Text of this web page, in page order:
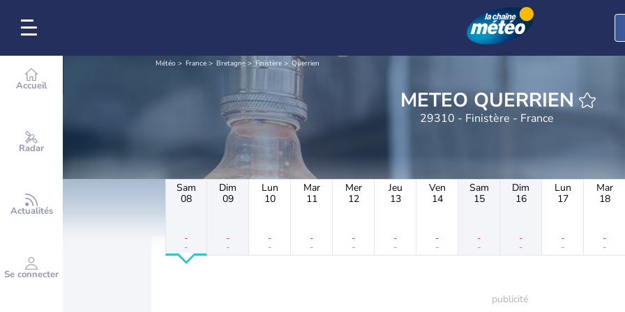
Accueil
Radar
Actualités
Se connecter
Météo France Bretagne Finistère Querrien
METEO QUERRIEN
29310 - Finistère - France
Sam
08
-
-
Dim
09
-
-
Lun
10
-
-
Mar
11
-
-
Mer
12
-
-
Jeu
13
-
-
Ven
14
-
-
Sam
15
-
-
Dim
16
-
-
Lun
17
-
-
Mar
18
-
-